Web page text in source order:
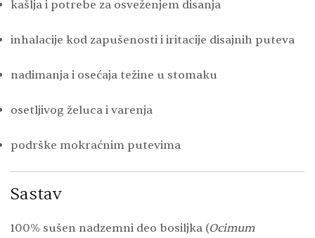
kašlja i potrebe za osveženjem disanja
inhalacije kod zapušenosti i iritacije disajnih puteva
nadimanja i osećaja težine u stomaku
osetljivog želuca i varenja
podrške mokraćnim putevima
Sastav
100% sušen nadzemni deo bosiljka (Ocimum